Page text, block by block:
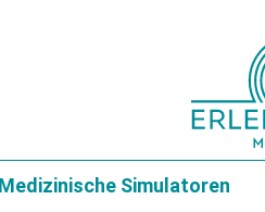
Medizinische Simulatoren